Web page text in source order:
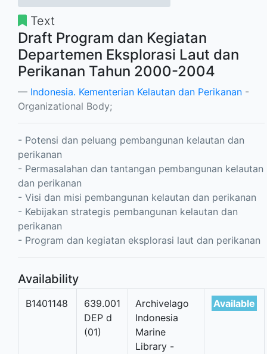
Text
Draft Program dan Kegiatan
Departemen Eksplorasi Laut dan
Perikanan Tahun 2000-2004
Indonesia. Kementerian Kelautan dan Perikanan -
Organizational Body;
- Potensi dan peluang pembangunan kelautan dan
perikanan
- Permasalahan dan tantangan pembangunan kelautan
dan perikanan
- Visi dan misi pembangunan kelautan dan perikanan
- Kebijakan strategis pembangunan kelautan dan
perikanan
- Program dan kegiatan eksplorasi laut dan perikanan
Availability
B1401148
639.001
DEP d
(01)
Archivelago
Indonesia
Marine
Library -
Available